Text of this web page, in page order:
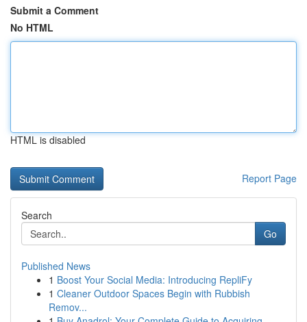
Submit a Comment
No HTML
HTML is disabled
Report Page
Search
Go
Published News
1 Boost Your Social Media: Introducing RepliFy
1 Cleaner Outdoor Spaces Begin with Rubbish
Remov...